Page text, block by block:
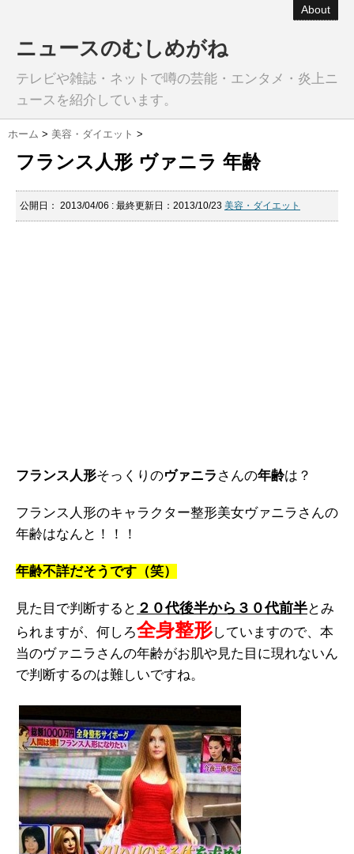
About
ニュースのむしめがね
テレビや雑誌・ネットで噂の芸能・エンタメ・炎上ニ
ュースを紹介しています。
ホーム > 美容・ダイエット >
フランス人形 ヴァニラ 年齢
公開日： 2013/04/06 : 最終更新日：2013/10/23 美容・ダイエット
フランス人形そっくりのヴァニラ さんの年齢は？
フランス人形のキャラクター整形美女ヴァニラさんの
年齢はなんと！！！
年齢不詳だそうです（笑）
見た目で判断すると ２０代後半から３０代前半とみ
られますが、何しろ全身整形していますので、本
当のヴァニラさんの年齢がお肌や見た目に現れないん
で判断するのは難しいですね。